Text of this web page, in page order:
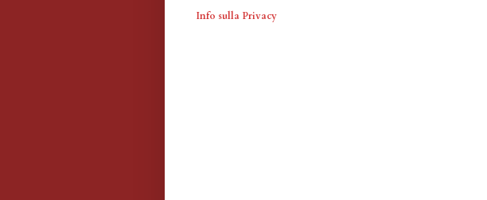
Info sulla Privacy